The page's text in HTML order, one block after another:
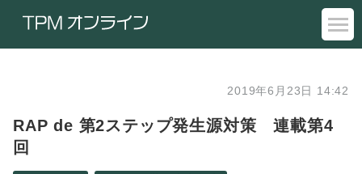
2019年6月23日 14:42
RAP de 第2ステップ発生源対策 連載第4
回